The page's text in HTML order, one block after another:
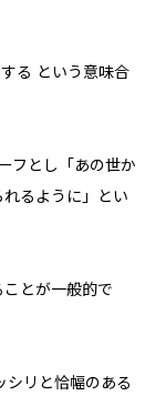
る という意味合
フとし「あの世か
るように」とい
とが一般的で
シリと恰幅のある